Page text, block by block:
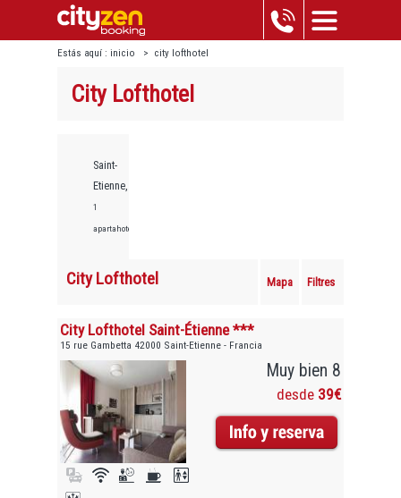
Estás aquí : inicio > city lofthotel
City Lofthotel
Saint-
Etienne,
1
apartahoteles
City Lofthotel Mapa Filtres
City Lofthotel Saint-Étienne ***
15 rue Gambetta 42000 Saint-Etienne - Francia
Muy bien 8
desde 39€